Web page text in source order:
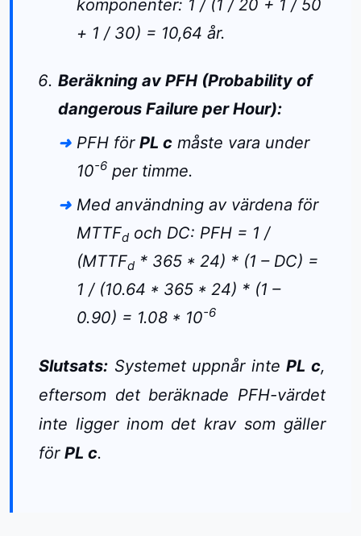
komponenter: 1 / (1 / 20 + 1 / 50
+ 1 / 30) = 10,64 år.
Beräkning av PFH (Probability of
dangerous Failure per Hour):
PFH förPL c måste vara under
10-6 per timme.
Med användning av värdena för
MTTFd och DC: PFH = 1 /
(MTTFd * 365 * 24) * (1 – DC) =
1 / (10.64 * 365 * 24) * (1 –
0.90) = 1.08 * 10-6
Slutsats: Systemet uppnår intePL c,
eftersom det beräknade PFH-värdet
inte ligger inom det krav som gäller
för PL c.